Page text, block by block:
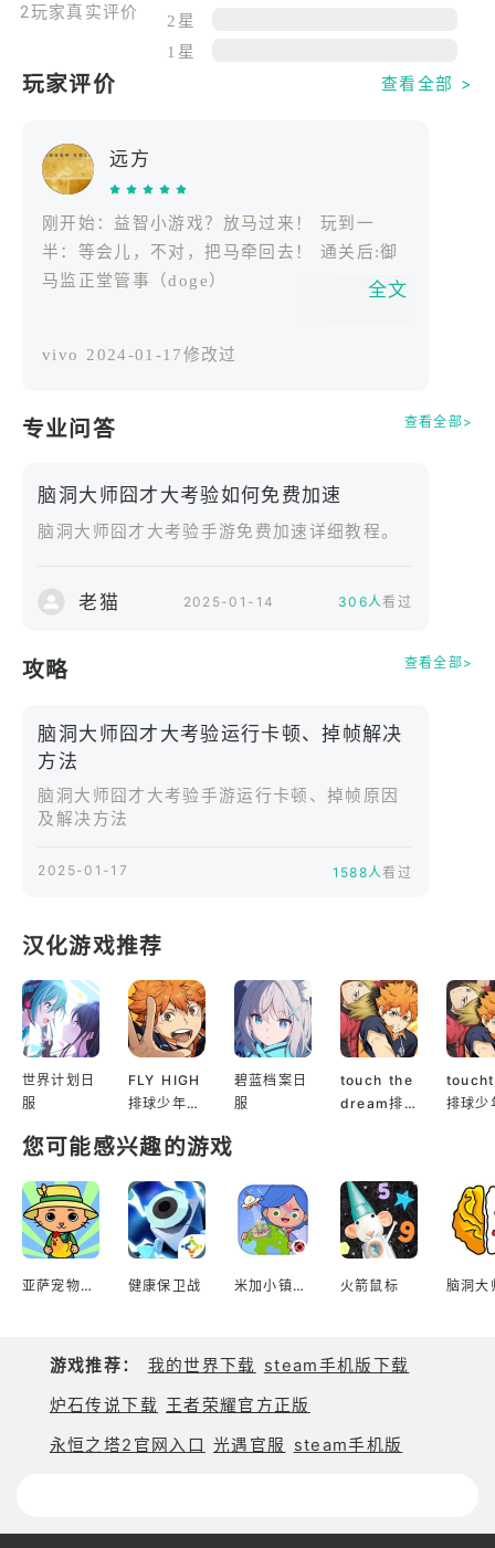
好玩的音乐和清爽简洁的游戏界面
绝对出乎意料的游戏答案
精彩好玩的游戏关卡，笑料不断，囧事不停
一样的游戏体验，看你能否玩通关！
这款史上最强大脑最有趣的脑经急转弯游戏等你挑
战！
快和你朋友一起绞尽脑汁，刷新三观，放声大笑！
2玩家真实评价
2星
1星
玩家评价 查看全部 >
远方
刚开始：益智小游戏？放马过来！ 玩到一
半：等会儿，不对，把马牵回去！ 通关后:御
马监正堂管事（doge）
全文
vivo 2024-01-17修改过
专业问答 查看全部>
脑洞大师囧才大考验如何免费加速
脑洞大师囧才大考验手游免费加速详细教程。
老猫 2025-01-14 306人看过
攻略 查看全部>
脑洞大师囧才大考验运行卡顿、掉帧解决
方法
脑洞大师囧才大考验手游运行卡顿、掉帧原因
及解决方法
2025-01-17 1588人看过
汉化游戏推荐
世界计划日
服
FLY HIGH
排球少年日
碧蓝档案日
服
touch the
dream排
排球少
您可能感兴趣的游戏
亚萨宠物农场游戏 健康保卫战 米加小镇世界 火箭鼠标
游戏推荐： 我的世界下载 steam手机版下载
炉石传说下载 王者荣耀官方正版
永恒之塔2官网入口 光遇官服 steam手机版